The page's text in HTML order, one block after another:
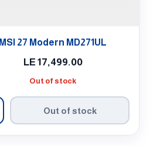
MSI 27 Modern MD271UL
LE 17,499.00
Out of stock
Out of stock